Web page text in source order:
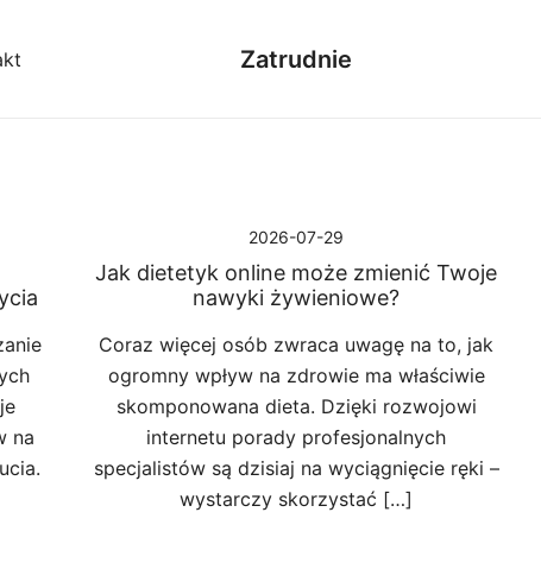
Zatrudnie
na
2026-07-29
Jak dietetyk online może zmienić Twoje
nawyki żywieniowe?
Coraz więcej osób zwraca uwagę na to, jak
ogromny wpływ na zdrowie ma właściwie
skomponowana dieta. Dzięki rozwojowi
internetu porady profesjonalnych
specjalistów są dzisiaj na wyciągnięcie ręki –
wystarczy skorzystać […]